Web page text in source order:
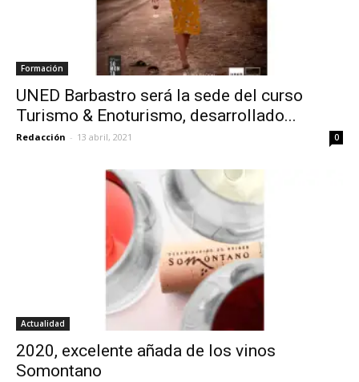
Formación
UNED Barbastro será la sede del curso
Turismo & Enoturismo, desarrollado...
Redacción - 13 abril, 2021 0
Actualidad
2020, excelente añada de los vinos
Somontano